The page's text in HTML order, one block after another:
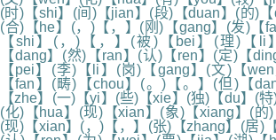
(时)【shi】(间)【jian】(段)【duan】(的)【
(合)【he】(，)【，】(刚)【gang】(发)【
【shi】(，)【，】(被)【bei】(理)【li
【dang】(然)【ran】(认)【ren】(定)【
【pei】(李)【li】(岗)【gang】(文)【
【fan】(畴)【chou】(。)【。】(但)【
【zhe】(一)【yi】(些)【xie】(独)【du】(特
(化)【hua】(现)【xian】(象)【xiang】(的)
(现)【xian】(，)【，】(张)【zhang】(居)